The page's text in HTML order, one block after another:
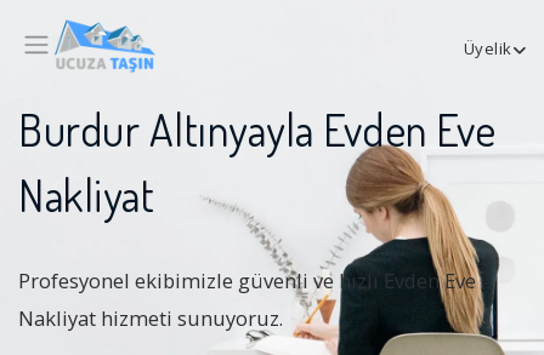
Üyelik
Burdur Altınyayla Evden Eve
Nakliyat
Profesyonel ekibimizle güvenli ve hızlı Evden Eve
Nakliyat hizmeti sunuyoruz.